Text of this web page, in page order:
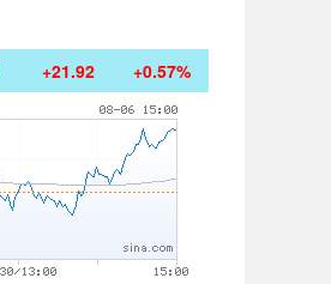
+21.92 +0.57%